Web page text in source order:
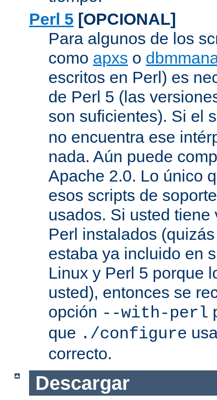
Perl 5 [OPCIONAL]
Para algunos de los
como apxs o
escritos en Perl) es
de Perl 5 (las
son suficientes). Si el
no encuentra ese
nada. Aún puede
Apache 2.0. Lo único
esos scripts de
usados. Si usted
Perl instalados
estaba ya incluido en
Linux y Perl 5 porque
usted), entonces se
opción --with-perl
que ./configure
correcto.
Descargar